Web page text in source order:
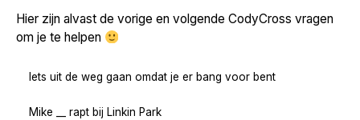
Hier zijn alvast de vorige en volgende CodyCross vragen
om je te helpen
Iets uit de weg gaan omdat je er bang voor bent
Mike __ rapt bij Linkin Park